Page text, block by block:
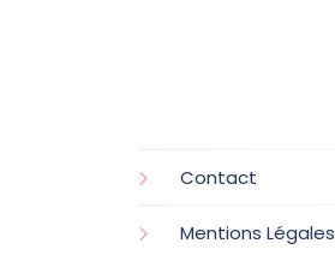
Contact
Mentions Légales